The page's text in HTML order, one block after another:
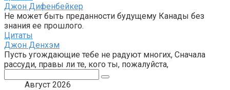
Джон Дифенбейкер
Не может быть преданности будущему Канады без
знания ее прошлого.
Цитаты
Джон Денхэм
Пусть угождающие тебе не радуют многих, Сначала
рассуди, правы ли те, кого ты, пожалуйста,
Август 2026